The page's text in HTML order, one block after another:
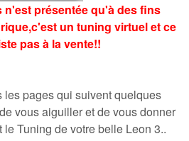
n'est présentée qu'à des fins
un tuning virtuel et ce
pas à la vente!!
les pages qui suivent quelques
vous aiguiller et de vous donner
Tuning de votre belle Leon 3..